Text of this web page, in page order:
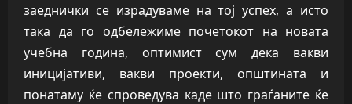
заеднички се израдуваме на тој успех, а исто
така да го одбележиме почетокот на новата
учебна година, оптимист сум дека вакви
иницијативи, вакви проекти, општината и
понатаму ќе спроведува каде што граѓаните ќе